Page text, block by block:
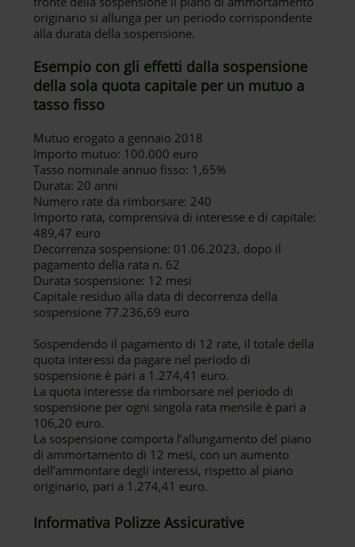
originario si allunga per un periodo corrispondente
alla durata della sospensione.
Esempio con gli effetti dalla sospensione
della sola quota capitale per un mutuo a
tasso fisso
Mutuo erogato a gennaio 2018
Importo mutuo: 100.000 euro
Tasso nominale annuo fisso: 1,65%
Durata: 20 anni
Numero rate da rimborsare: 240
Importo rata, comprensiva di interesse e di capitale:
489,47 euro
Decorrenza sospensione: 01.06.2023, dopo il
pagamento della rata n. 62
Durata sospensione: 12 mesi
Capitale residuo alla data di decorrenza della
sospensione 77.236,69 euro
Sospendendo il pagamento di 12 rate, il totale della
quota interessi da pagare nel periodo di
sospensione è pari a 1.274,41 euro.
La quota interesse da rimborsare nel periodo di
sospensione per ogni singola rata mensile è pari a
106,20 euro.
La sospensione comporta l’allungamento del piano
di ammortamento di 12 mesi, con un aumento
dell’ammontare degli interessi, rispetto al piano
originario, pari a 1.274,41 euro.
Informativa Polizze Assicurative